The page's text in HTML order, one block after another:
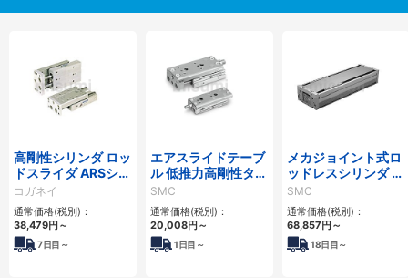
高剛性シリンダ ロッ
ドスライダ ARSシリ
ーズ
コガネイ
通常価格(税別)：
38,479円～
7日目～
エアスライドテーブ
ル 低推力高剛性タイ
プ/MXQ□Bシリー
ズ
SMC
通常価格(税別)：
20,008円～
1日目～
メカジョイント式ロ
ッドレスシリンダ 高
剛性・リニアガイド
形 MY1HTシリーズ
SMC
通常価格(税別)：
68,857円～
18日目～